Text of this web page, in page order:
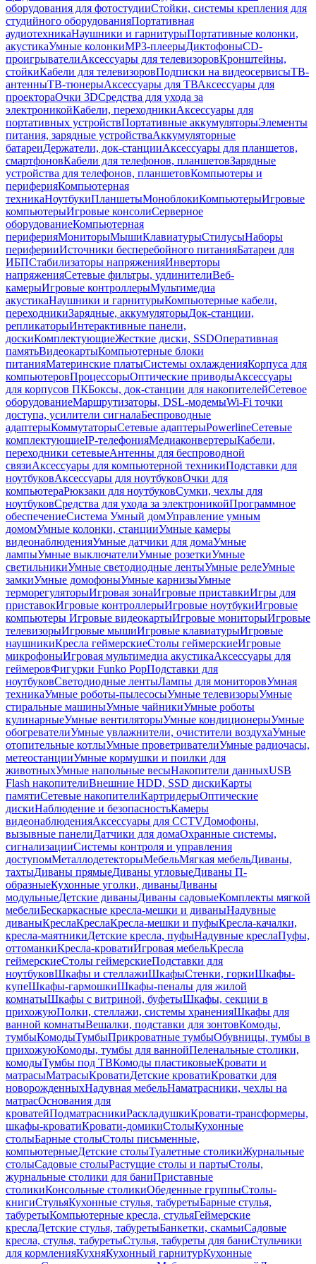
оборудования для фотостудииСтойки, системы крепления для
студийного оборудованияПортативная
аудиотехникаНаушники и гарнитурыПортативные колонки,
акустикаУмные колонкиMP3-плеерыДиктофоныCD-
проигрывателиАксессуары для телевизоровКронштейны,
стойкиКабели для телевизоровПодписки на видеосервисыТВ-
антенныТВ-тюнерыАксессуары для ТВАксессуары для
проектораОчки 3DСредства для ухода за
электроникойКабели, переходникиАксессуары для
портативных устройствПортативные аккумуляторыЭлементы
питания, зарядные устройстваАккумуляторные
батареиДержатели, док-станцииАксессуары для планшетов,
смартфоновКабели для телефонов, планшетовЗарядные
устройства для телефонов, планшетовКомпьютеры и
периферияКомпьютерная
техникаНоутбукиПланшетыМоноблокиКомпьютерыИгровые
компьютерыИгровые консолиСерверное
оборудованиеКомпьютерная
периферияМониторыМышиКлавиатурыСтилусыНаборы
периферииИсточники бесперебойного питанияБатареи для
ИБПСтабилизаторы напряженияИнверторы
напряженияСетевые фильтры, удлинителиВеб-
камерыИгровые контроллерыМультимедиа
акустикаНаушники и гарнитурыКомпьютерные кабели,
переходникиЗарядные, аккумуляторыДок-станции,
репликаторыИнтерактивные панели,
доскиКомплектующиеЖесткие диски, SSDОперативная
памятьВидеокартыКомпьютерные блоки
питанияМатеринские платыСистемы охлажденияКорпуса для
компьютеровПроцессорыОптические приводыАксессуары
для корпусов ПКБоксы, док-станции для накопителейСетевое
оборудованиеМаршрутизаторы, DSL-модемыWi-Fi точки
доступа, усилители сигналаБеспроводные
адаптерыКоммутаторыСетевые адаптерыPowerlineСетевые
комплектующиеIP-телефонияМедиаконвертерыКабели,
переходники сетевыеАнтенны для беспроводной
связиАксессуары для компьютерной техникиПодставки для
ноутбуковАксессуары для ноутбуковОчки для
компьютераРюкзаки для ноутбуковСумки, чехлы для
ноутбуковСредства для ухода за электроникойПрограммное
обеспечениеСистема Умный домУправление умным
домомУмные колонки, станцииУмные камеры
видеонаблюденияУмные датчики для домаУмные
лампыУмные выключателиУмные розеткиУмные
светильникиУмные светодиодные лентыУмные релеУмные
замкиУмные домофоныУмные карнизыУмные
терморегуляторыИгровая зонаИгровые приставкиИгры для
приставокИгровые контроллерыИгровые ноутбукиИгровые
компьютеры Игровые видеокартыИгровые мониторыИгровые
телевизорыИгровые мышиИгровые клавиатурыИгровые
наушникиКресла геймерскиеСтолы геймерскиеИгровые
микрофоныИгровая мультимедиа акустикаАксессуары для
геймеровФигурки Funko PopПодставки для
ноутбуковСветодиодные лентыЛампы для мониторовУмная
техникаУмные роботы-пылесосыУмные телевизорыУмные
стиральные машиныУмные чайникиУмные роботы
кулинарныеУмные вентиляторыУмные кондиционерыУмные
обогревателиУмные увлажнители, очистители воздухаУмные
отопительные котлыУмные проветривателиУмные радиочасы,
метеостанцииУмные кормушки и поилки для
животныхУмные напольные весыНакопители данныхUSB
Flash накопителиВнешние HDD, SSD дискиКарты
памятиСетевые накопителиКартридерыОптические
дискиНаблюдение и безопасностьКамеры
видеонаблюденияАксессуары для CCTVДомофоны,
вызывные панелиДатчики для домаОхранные системы,
сигнализацииСистемы контроля и управления
доступомМеталлодетекторыМебельМягкая мебельДиваны,
тахтыДиваны прямыеДиваны угловыеДиваны П-
образныеКухонные уголки, диваныДиваны
модульныеДетские диваныДиваны садовыеКомплекты мягкой
мебелиБескаркасные кресла-мешки и диваныНадувные
диваныКреслаКреслаКресла-мешки и пуфыКресла-качалки,
кресла-маятникиДетские кресла, пуфыНадувные креслаПуфы,
оттоманкиКресла-кроватиИгровая мебельКресла
геймерскиеСтолы геймерскиеПодставки для
ноутбуковШкафы и стеллажиШкафыСтенки, горкиШкафы-
купеШкафы-гармошкиШкафы-пеналы для жилой
комнатыШкафы с витриной, буфетыШкафы, секции в
прихожуюПолки, стеллажи, системы храненияШкафы для
ванной комнатыВешалки, подставки для зонтовКомоды,
тумбыКомодыТумбыПрикроватные тумбыОбувницы, тумбы в
прихожуюКомоды, тумбы для ваннойПеленальные столики,
комодыТумбы под ТВКомоды пластиковыеКровати и
матрасыМатрасыКроватиДетские кроватиКроватки для
новорожденныхНадувная мебельНаматрасники, чехлы на
матрасОснования для
кроватейПодматрасникиРаскладушкиКровати-трансформеры,
шкафы-кроватиКровати-домикиСтолыКухонные
столыБарные столыСтолы письменные,
компьютерныеДетские столыТуалетные столикиЖурнальные
столыСадовые столыРастущие столы и партыСтолы,
журнальные столики для баниПриставные
столикиКонсольные столикиОбеденные группыСтолы-
книгиСтульяКухонные стулья, табуретыБарные стулья,
табуретыКомпьютерные кресла, стульяГеймерские
креслаДетские стулья, табуретыБанкетки, скамьиСадовые
кресла, стулья, табуретыСтулья, табуреты для баниСтульчики
для кормленияКухняКухонный гарнитурКухонные